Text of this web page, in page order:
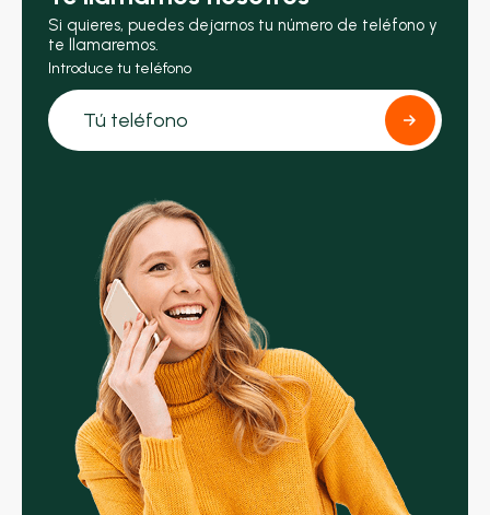
Si quieres, puedes dejarnos tu número de teléfono y
te llamaremos.
Introduce tu teléfono